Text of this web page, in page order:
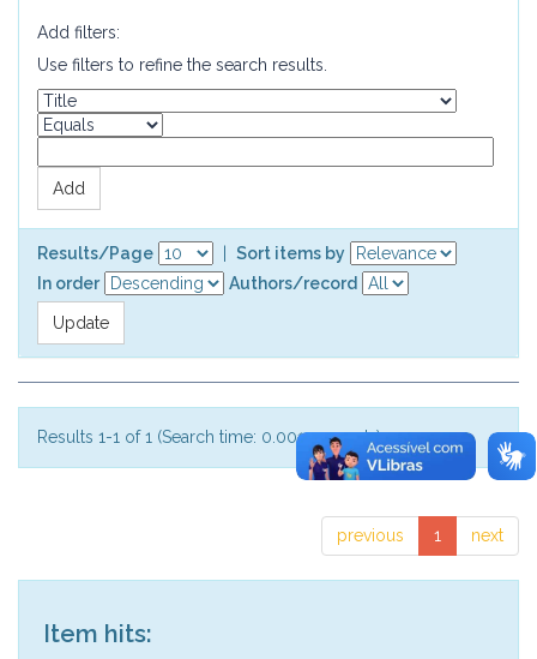
Add filters:
Use filters to refine the search results.
Results/Page
Sort items by
In order
Authors/record
Results 1-1 of 1 (Search time: 0.001 seconds).
previous 1 next
Item hits: